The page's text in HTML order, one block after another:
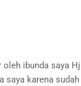
oleh ibunda saya Hj
saya karena sudah